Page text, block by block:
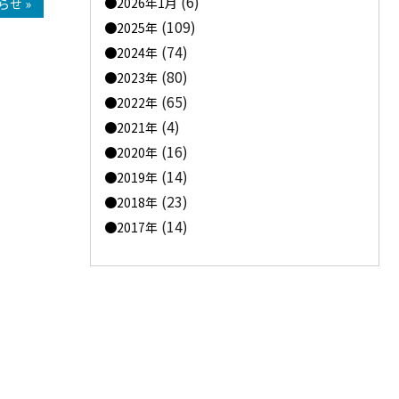
せ »
2025年 (109)
2024年 (74)
2023年 (80)
2022年 (65)
2021年 (4)
2020年 (16)
2019年 (14)
2018年 (23)
2017年 (14)